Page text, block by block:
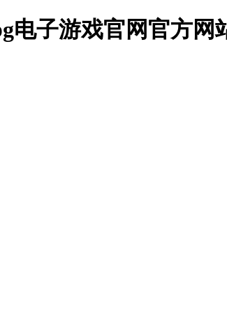
电子游戏官网官方网